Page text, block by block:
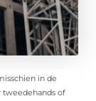
in de
tweedehands of